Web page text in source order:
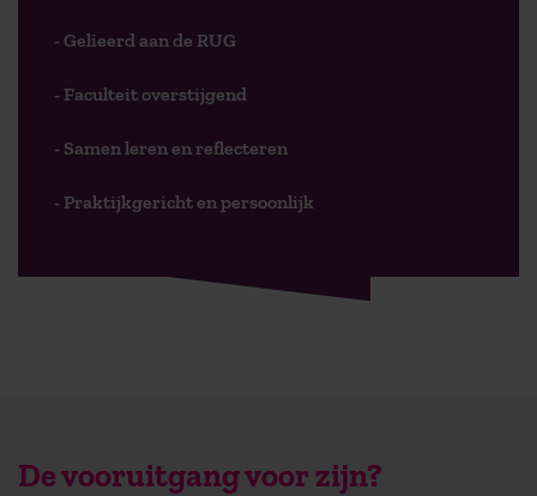
- Gelieerd aan de RUG
- Faculteit overstijgend
- Samen leren en reflecteren
- Praktijkgericht en persoonlijk
De vooruitgang voor zijn?